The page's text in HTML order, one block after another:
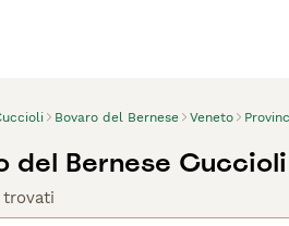
Bovaro del Bernese Veneto
del Bernese